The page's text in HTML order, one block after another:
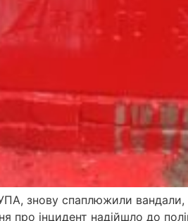
знову спаплюжили
інцидент надійшло до